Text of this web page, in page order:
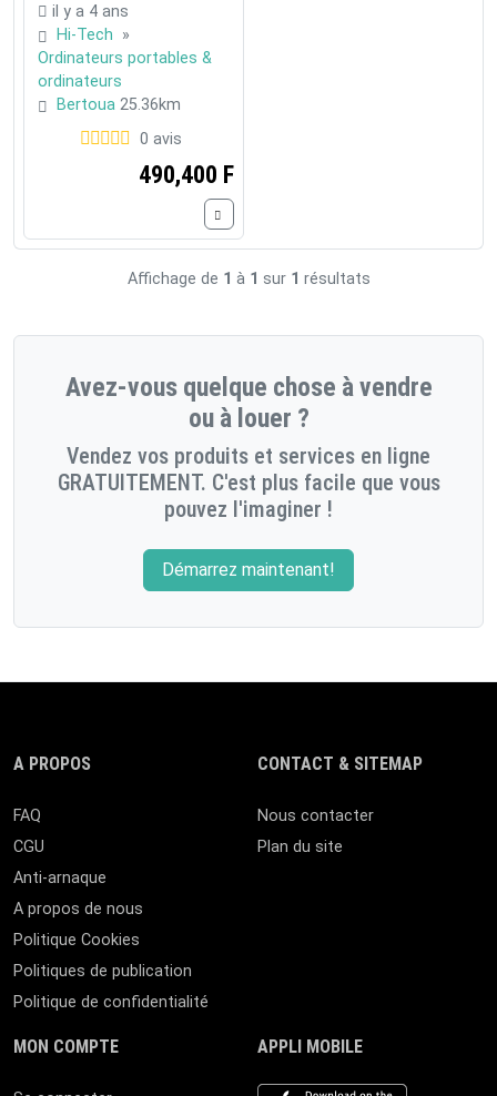
il y a 4 ans
Hi-Tech »
Ordinateurs portables &
ordinateurs
Bertoua 25.36km
0 avis
490,400 F
Affichage de 1 à 1 sur 1 résultats
Avez-vous quelque chose à vendre
ou à louer ?
Vendez vos produits et services en ligne
GRATUITEMENT. C'est plus facile que vous
pouvez l'imaginer !
Démarrez maintenant!
A PROPOS
FAQ
CGU
Anti-arnaque
A propos de nous
Politique Cookies
Politiques de publication
Politique de confidentialité
CONTACT & SITEMAP
Nous contacter
Plan du site
MON COMPTE APPLI MOBILE